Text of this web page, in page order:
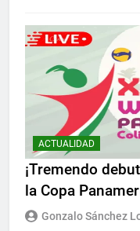
ACTUALIDAD
¡Tremendo
la Copa
Gonzalo Sánchez